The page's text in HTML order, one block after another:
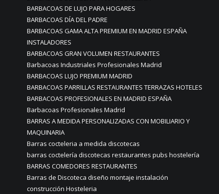
BARBACOAS DE LUJO PARA HOGARES
BARBACOAS DÍA DEL PADRE
BARBACOAS GAMA ALTA PREMIUM EN MADRID ESPAÑA
INSTALADORES
BARBACOAS GRAN VOLUMEN RESTAURANTES
Barbacoas Industriales Profesionales Madrid
BARBACOAS LUJO PREMIUM MADRID
BARBACOAS PARRILLAS RESTAURANTES TERRAZAS HOTELES
BARBACOAS PROFESIONALES EN MADRID ESPAÑA
Barbacoas Profesionales Madrid
BARRAS A MEDIDA PERSONALIZADAS CON MOBILIARIO Y
MAQUINARIA
Barras cocteleria a medida discotecas
barras coctelería discotecas restaurantes pubs hostelería
BARRAS COMEDORES RESTAURANTES
Barras de Discoteca diseño montaje instalación
construcción Hosteleria